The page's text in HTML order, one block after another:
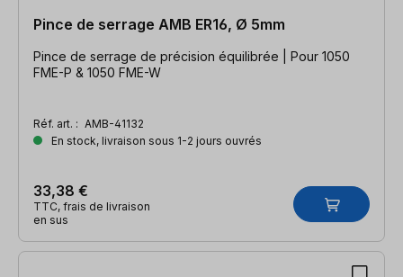
Pince de serrage AMB ER16, Ø 5mm
Pince de serrage de précision équilibrée | Pour 1050
FME-P & 1050 FME-W
Réf. art. : AMB-41132
En stock, livraison sous 1-2 jours ouvrés
33,38 €
TTC, frais de livraison
en sus